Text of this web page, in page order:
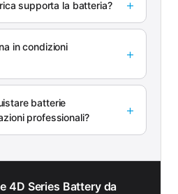
supporta la batteria?
in condizioni
batterie
professionali?
4D Series Battery da